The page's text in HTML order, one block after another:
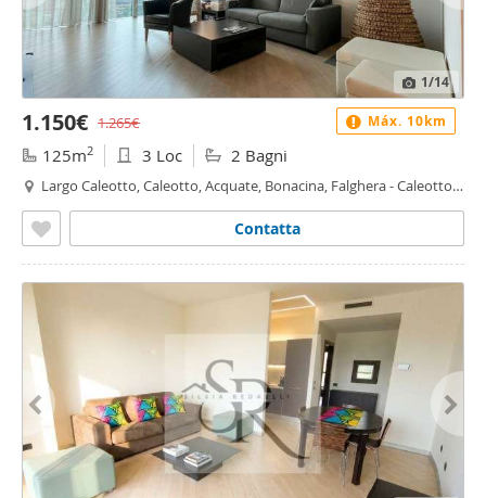
1/14
1.150€ 1.265€
125m2 3 Loc 2 Bagni
Largo Caleotto, Caleotto, Acquate, Bonacina, Falghera - Caleotto,
Contatta
Máx. 10km